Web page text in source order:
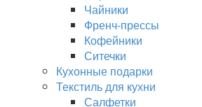
Чайники
Френч-прессы
Кофейники
Ситечки
Кухонные подарки
Текстиль для кухни
Салфетки